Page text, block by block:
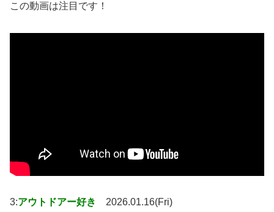
この動画は注目です！
3:アウトドアー好き 2026.01.16(Fri)